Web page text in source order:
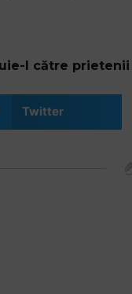
l către prietenii
Twitter